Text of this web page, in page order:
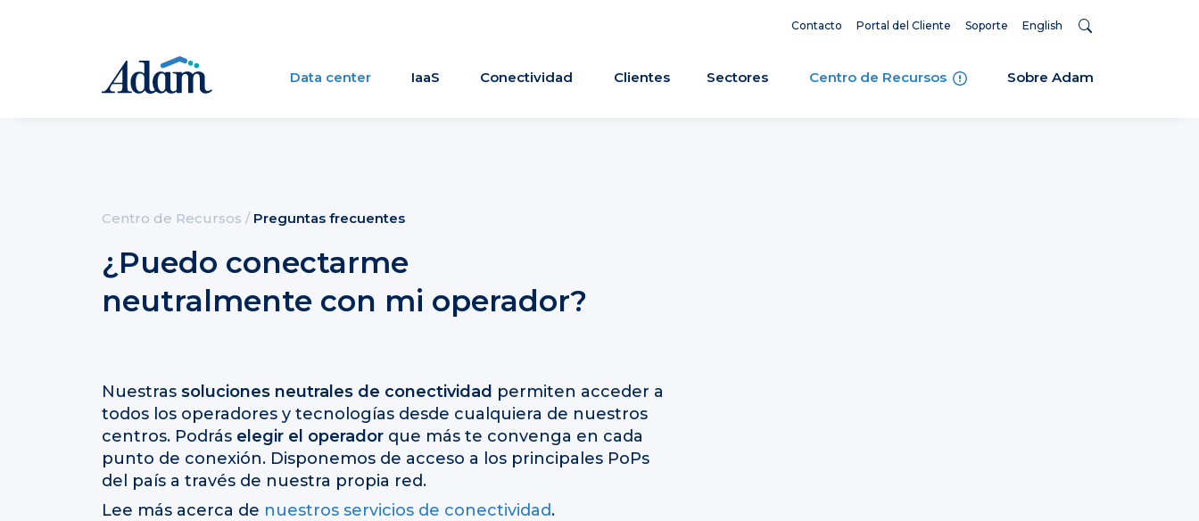
Contacto Portal del Cliente Soporte English
Data center IaaS Conectividad Clientes Sectores Centro de Recursos Sobre Adam
Centro de Recursos / Preguntas frecuentes
¿Puedo conectarme
neutralmente con mi operador?
Nuestras soluciones neutrales de conectividad permiten acceder a
todos los operadores y tecnologías desde cualquiera de nuestros
centros. Podrás elegir el operador que más te convenga en cada
punto de conexión. Disponemos de acceso a los principales PoPs
del país a través de nuestra propia red.
Lee más acerca de nuestros servicios de conectividad.